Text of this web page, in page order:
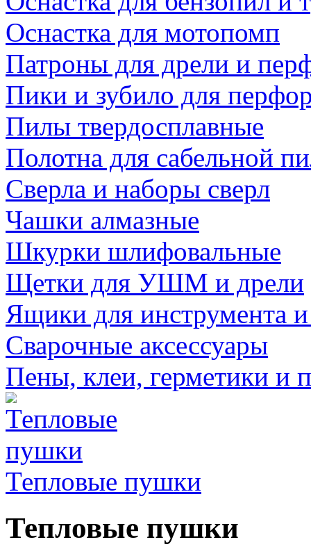
Оснастка для мотопомп
Патроны для дрели и
Пики и зубило для
Пилы твердосплавные
Полотна для сабельной
Сверла и наборы сверл
Чашки алмазные
Шкурки шлифовальные
Щетки для УШМ и дрели
Ящики для инструмента
Сварочные аксессуары
Пены, клеи, герметики и
Тепловые пушки
Тепловые пушки